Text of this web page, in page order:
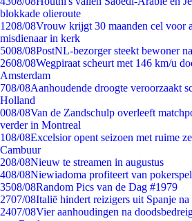
blokkade olieroute
1208/08Vrouw krijgt 30 maanden cel voor
misdienaar in kerk
5008/08PostNL-bezorger steekt bewoner
2608/08Wegpiraat scheurt met 146 km/u
Amsterdam
708/08Aanhoudende droogte veroorzaakt
Holland
008/08Van de Zandschulp overleeft
verder in Montreal
108/08Excelsior opent seizoen met ruime
Cambuur
208/08Nieuw te streamen in augustus
408/08Niewiadoma profiteert van
3508/08Random Pics van de Dag #1979
2707/08Italië hindert reizigers uit Spanje
2407/08Vier aanhoudingen na